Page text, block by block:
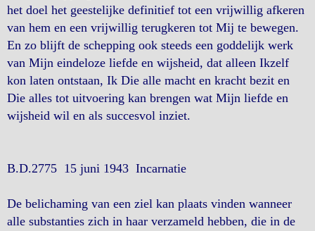
het doel het geestelijke definitief tot een vrijwillig afkeren
van hem en een vrijwillig terugkeren tot Mij te bewegen.
En zo blijft de schepping ook steeds een goddelijk werk
van Mijn eindeloze liefde en wijsheid, dat alleen Ikzelf
kon laten ontstaan, Ik Die alle macht en kracht bezit en
Die alles tot uitvoering kan brengen wat Mijn liefde en
wijsheid wil en als succesvol inziet.
B.D.2775 15 juni 1943 Incarnatie
De belichaming van een ziel kan plaats vinden wanneer
alle substanties zich in haar verzameld hebben, die in de